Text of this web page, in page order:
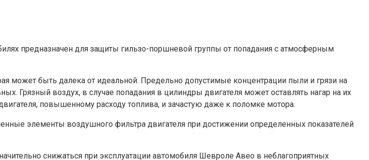
предназначен для защиты гильзо-поршневой группы от попадания с атмосферным
может быть далека от идеальной. Предельно допустимые концентрации пыли и грязи на
Грязный воздух, в случае попадания в цилиндры двигателя может оставлять нагар на их
повышенному расходу топлива, и зачастую даже к поломке мотора.
элементы воздушного фильтра двигателя при достижении определенных показателей
снижаться при эксплуатации автомобиля Шевроле Авео в неблагоприятных